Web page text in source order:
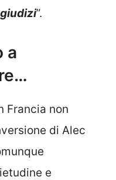
”.
a
Francia non
di Alec
e